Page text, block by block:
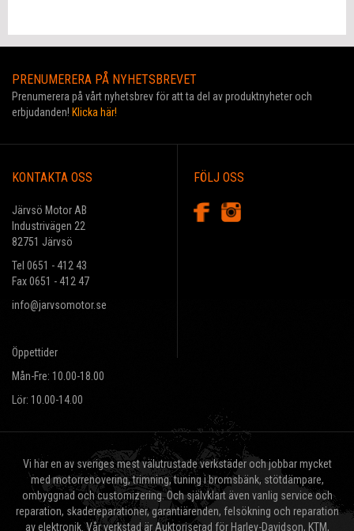
PRENUMERERA PÅ NYHETSBREVET
Prenumerera på vårt nyhetsbrev för att ta del av produktnyheter och
erbjudanden! Klicka här!
KONTAKTA OSS
Järvsö Motor AB
Industrivägen 22
82751 Järvsö
Tel 0651 - 412 43
Fax 0651 - 412 47
info@jarvsomotor.se
Öppettider
Mån-Fre: 10.00-18.00
Lör: 10.00-14.00
FÖLJ OSS
Vi har en av sveriges mest välutrustade verkstäder och jobbar mycket
med motorrenovering, trimning, tuning i bromsbänk, stötdämpare,
ombyggnad och customizering. Och självklart även vanlig service och
reparation, skadereparationer, garantiärenden, felsökning och reparation
av elektronik. Vår verkstad är Auktoriserad för Harley-Davidson, KTM,